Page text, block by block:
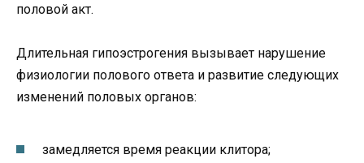
половой акт.
Длительная гипоэстрогения вызывает нарушение
физиологии полового ответа и развитие следующих
изменений половых органов:
замедляется время реакции клитора;